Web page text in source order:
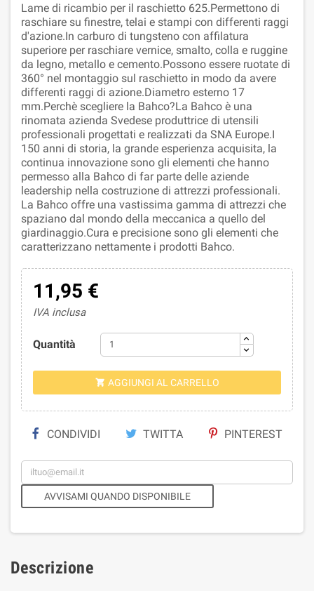
Lame di ricambio per il raschietto 625.Permettono di
raschiare su finestre, telai e stampi con differenti raggi
d'azione.In carburo di tungsteno con affilatura
superiore per raschiare vernice, smalto, colla e ruggine
da legno, metallo e cemento.Possono essere ruotate di
360° nel montaggio sul raschietto in modo da avere
differenti raggi di azione.Diametro esterno 17
mm.Perchè scegliere la Bahco?La Bahco è una
rinomata azienda Svedese produttrice di utensili
professionali progettati e realizzati da SNA Europe.I
150 anni di storia, la grande esperienza acquisita, la
continua innovazione sono gli elementi che hanno
permesso alla Bahco di far parte delle aziende
leadership nella costruzione di attrezzi professionali.
La Bahco offre una vastissima gamma di attrezzi che
spaziano dal mondo della meccanica a quello del
giardinaggio.Cura e precisione sono gli elementi che
caratterizzano nettamente i prodotti Bahco.
11,95 €
IVA inclusa
Quantità
 AGGIUNGI AL CARRELLO
CONDIVIDI TWITTA PINTEREST
AVVISAMI QUANDO DISPONIBILE
Descrizione